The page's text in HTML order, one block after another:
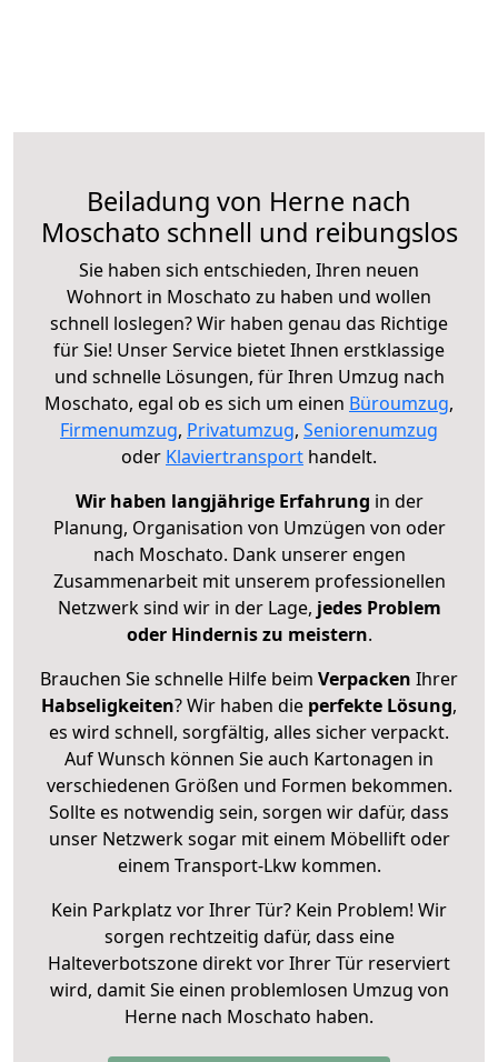
Beiladung von Herne nach
Moschato schnell und reibungslos
Sie haben sich entschieden, Ihren neuen
Wohnort in Moschato zu haben und wollen
schnell loslegen? Wir haben genau das Richtige
für Sie! Unser Service bietet Ihnen erstklassige
und schnelle Lösungen, für Ihren Umzug nach
Moschato, egal ob es sich um einen Büroumzug,
Firmenumzug, Privatumzug, Seniorenumzug
oder Klaviertransport handelt.
Wir haben langjährige Erfahrung in der
Planung, Organisation von Umzügen von oder
nach Moschato. Dank unserer engen
Zusammenarbeit mit unserem professionellen
Netzwerk sind wir in der Lage, jedes Problem
oder Hindernis zu meistern.
Brauchen Sie schnelle Hilfe beim Verpacken Ihrer
Habseligkeiten? Wir haben die perfekte Lösung,
es wird schnell, sorgfältig, alles sicher verpackt.
Auf Wunsch können Sie auch Kartonagen in
verschiedenen Größen und Formen bekommen.
Sollte es notwendig sein, sorgen wir dafür, dass
unser Netzwerk sogar mit einem Möbellift oder
einem Transport-Lkw kommen.
Kein Parkplatz vor Ihrer Tür? Kein Problem! Wir
sorgen rechtzeitig dafür, dass eine
Halteverbotszone direkt vor Ihrer Tür reserviert
wird, damit Sie einen problemlosen Umzug von
Herne nach Moschato haben.